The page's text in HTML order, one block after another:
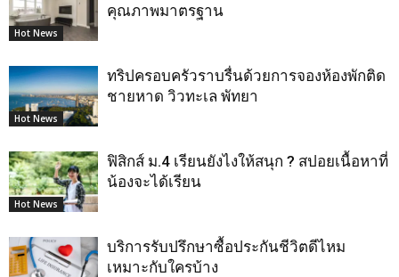
Hot News
คุณภาพมาตรฐาน
Hot News
ทริปครอบครัวราบรื่นด้วยการจองห้องพักติด
ชายหาด วิวทะเล พัทยา
Hot News
ฟิสิกส์ ม.4 เรียนยังไงให้สนุก ? สปอยเนื้อหาที่
น้องจะได้เรียน
บริการรับปรึกษาซื้อประกันชีวิตดีไหม
เหมาะกับใครบ้าง